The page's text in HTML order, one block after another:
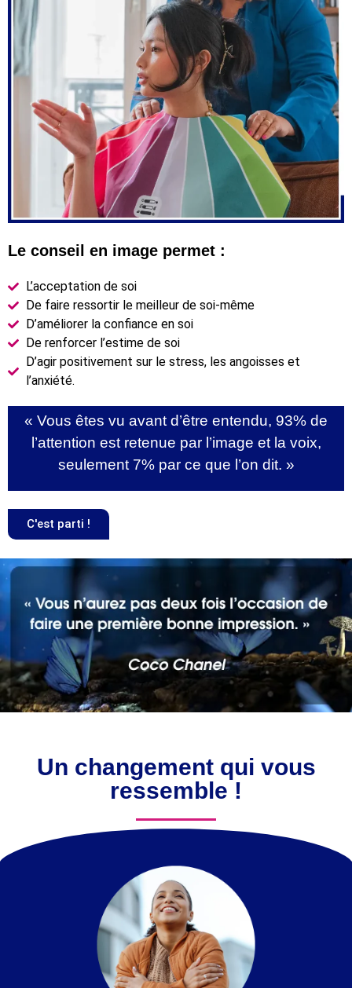
Le conseil en image permet :
L’acceptation de soi
De faire ressortir le meilleur de soi-même
D’améliorer la confiance en soi
De renforcer l’estime de soi
D’agir positivement sur le stress, les angoisses et
l’anxiété.
« Vous êtes vu avant d’être entendu, 93% de
l’attention est retenue par l’image et la voix,
seulement 7% par ce que l’on dit. »
C'est parti !
Un changement qui vous
ressemble !